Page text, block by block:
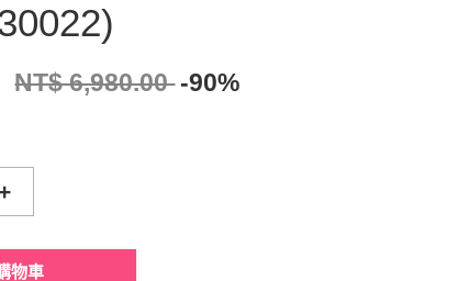
NT$ 6,980.00 -90%
物車